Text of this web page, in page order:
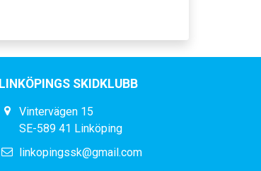
LINKÖPINGS SKIDKLUBB
Vintervägen 15
SE-589 41 Linköping
linkopingssk@gmail.com